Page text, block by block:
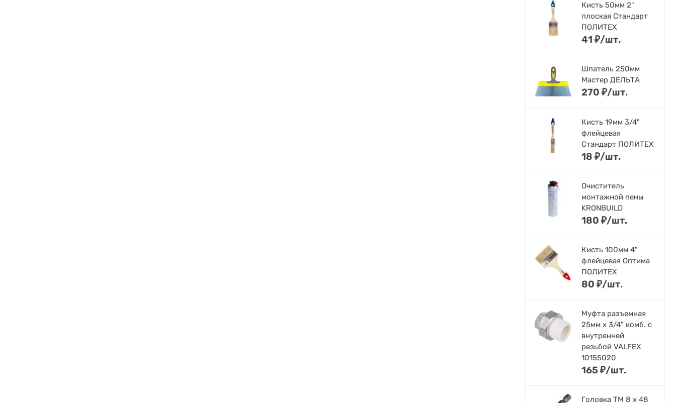
Кисть 50мм 2"
плоская Стандарт
ПОЛИТЕХ
41 ₽/шт.
Шпатель 250мм
Мастер ДЕЛЬТА
270 ₽/шт.
Кисть 19мм 3/4"
флейцевая
Стандарт ПОЛИТЕХ
18 ₽/шт.
Очиститель
монтажной пены
KRONBUILD
180 ₽/шт.
Кисть 100мм 4"
флейцевая Оптима
ПОЛИТЕХ
80 ₽/шт.
Муфта разъемная
25мм х 3/4" комб. с
внутренней
резьбой VALFEX
10155020
165₽/шт.
Головка ТМ 8 х 48